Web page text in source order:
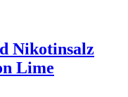
Nikotinsalz
Lime